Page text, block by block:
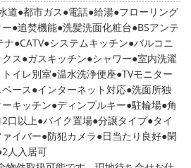
道 都市ガス 電話 給湯 フローリング
追焚機能 洗髪洗面化粧台 BSアンテ
ナ CATV システムキッチン バルコニ
ス ガスキッチン シャワー 室内洗濯
イレ別室 温水洗浄便座 TVモニター
ース インターネット対応 洗面所独
キッチン ディンプルキー 駐輪場 角
2口以上 バイク置場 分譲タイプ タイ
イバー 防犯カメラ 日当たり良好 閑
2人入居可